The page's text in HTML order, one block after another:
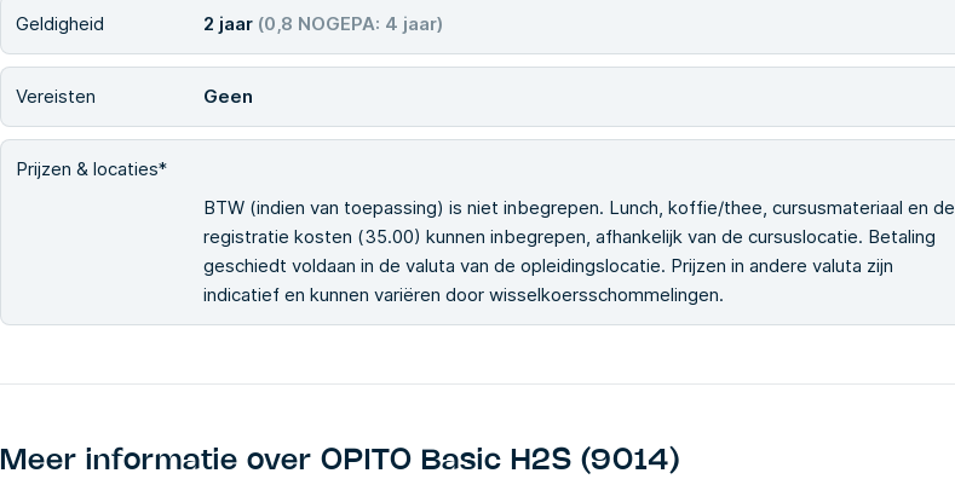
Geldigheid 2 jaar (0,8 NOGEPA: 4 jaar)
Vereisten Geen
Prijzen & locaties*
BTW (indien van toepassing) is niet inbegrepen. Lunch, koffie/thee, cursusmateriaal en de
registratie kosten (35.00) kunnen inbegrepen, afhankelijk van de cursuslocatie. Betaling
geschiedt voldaan in de valuta van de opleidingslocatie. Prijzen in andere valuta zijn
indicatief en kunnen variëren door wisselkoersschommelingen.
Meer informatie overOPITO Basic H2S (9014)